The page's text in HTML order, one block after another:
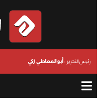
رئيس التحرير : أبو المعاطي زكي